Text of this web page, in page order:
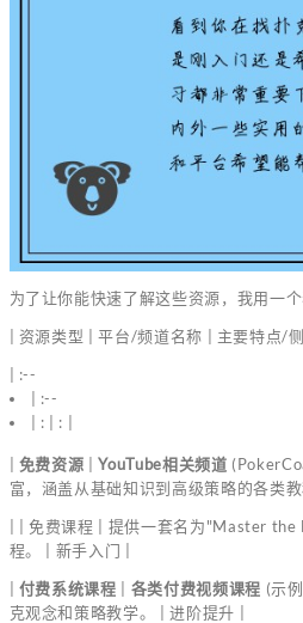
为了让你能快速了解这些资源，我用一
| 资源类型 | 平台/频道名称 | 主要特点/
| :--
| :--
| : | : |
免费资源 |YouTube相关频道
富，涵盖从基础知识到高级策略的各类
| |免费课程 | 提供一套名为"Master the
程。 | 新手入门 |
付费系统课程 各类付费视频课程 (示
克观念和策略教学。 | 进阶提升 |